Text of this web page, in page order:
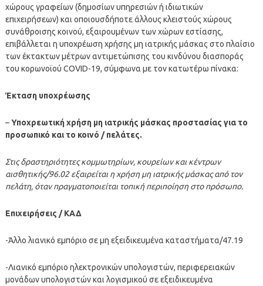
χώρους γραφείων (δημοσίων υπηρεσιών ή ιδιωτικών
επιχειρήσεων) και οποιουσδήποτε άλλους κλειστούς χώρους
συνάθροισης κοινού, εξαιρουμένων των χώρων εστίασης,
επιβάλλεται η υποχρέωση χρήσης μη ιατρικής μάσκας στο πλαίσιο
των έκτακτων μέτρων αντιμετώπισης του κινδύνου διασποράς
του κορωνοϊού COVID-19, σύμφωνα με τον κατωτέρω πίνακα:
Έκταση υποχρέωσης
–Υποχρεωτική χρήση μη ιατρικής μάσκας προστασίας για το
προσωπικό και το κοινό / πελάτες.
Στις δραστηριότητες κομμωτηρίων, κουρείων και κέντρων
αισθητικής/96.02 εξαιρείται η χρήση μη ιατρικής μάσκας από τον
πελάτη, όταν πραγματοποιείται τοπική περιποίηση στο πρόσωπο.
Επιχειρήσεις / ΚΑΔ
-Άλλο λιανικό εμπόριο σε μη εξειδικευμένα καταστήματα/47.19
-Λιανικό εμπόριο ηλεκτρονικών υπολογιστών, περιφερειακών
μονάδων υπολογιστών και λογισμικού σε εξειδικευμένα